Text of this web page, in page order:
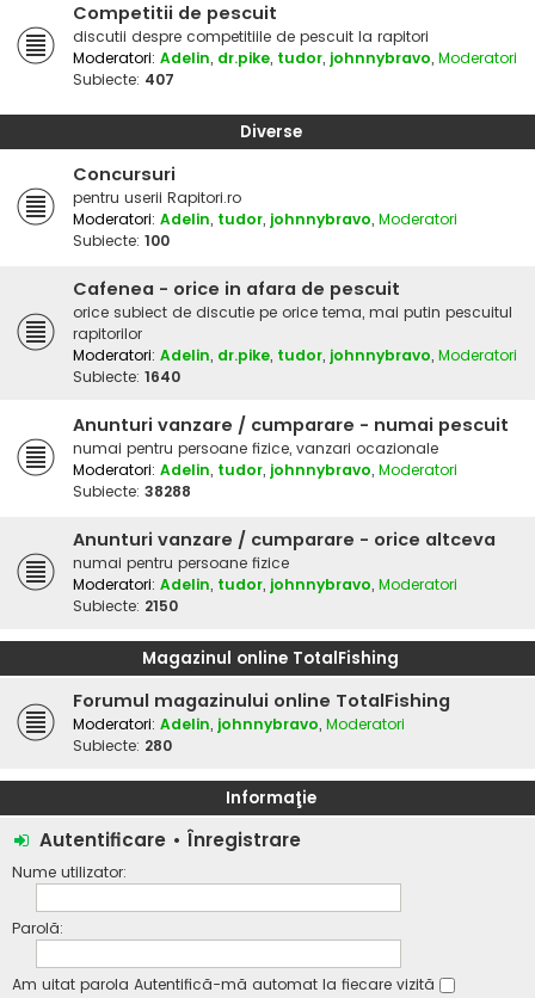
Competitii de pescuit
discutii despre competitiile de pescuit la rapitori
Moderatori: Adelin, dr.pike, tudor, johnnybravo, Moderatori
Subiecte: 407
Diverse
Concursuri
pentru userii Rapitori.ro
Moderatori: Adelin, tudor, johnnybravo, Moderatori
Subiecte: 100
Cafenea - orice in afara de pescuit
orice subiect de discutie pe orice tema, mai putin pescuitul
rapitorilor
Moderatori: Adelin, dr.pike, tudor, johnnybravo, Moderatori
Subiecte: 1640
Anunturi vanzare / cumparare - numai pescuit
numai pentru persoane fizice, vanzari ocazionale
Moderatori: Adelin, tudor, johnnybravo, Moderatori
Subiecte: 38288
Anunturi vanzare / cumparare - orice altceva
numai pentru persoane fizice
Moderatori: Adelin, tudor, johnnybravo, Moderatori
Subiecte: 2150
Magazinul online TotalFishing
Forumul magazinului online TotalFishing
Moderatori: Adelin, johnnybravo, Moderatori
Subiecte: 280
Informaţie
Autentificare • Înregistrare
Nume utilizator:
Parolă:
Am uitat parola Autentifică-mă automat la fiecare vizită